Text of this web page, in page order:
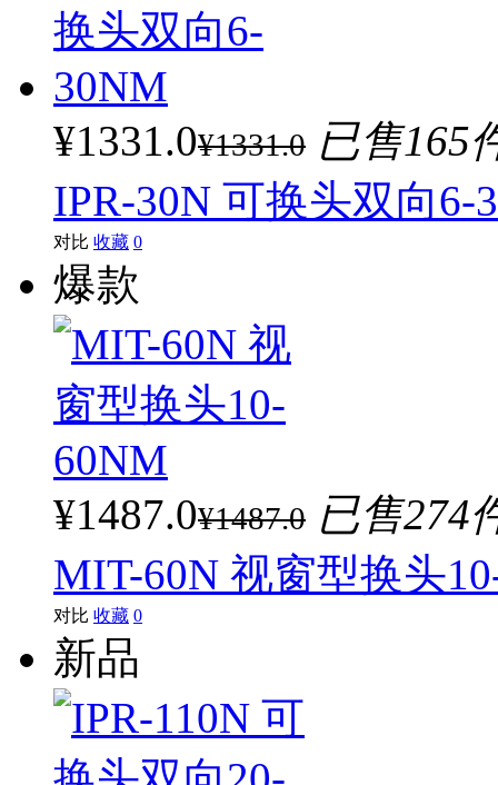
¥1331.0¥1331.0 已售165
IPR-30N 可换头双向6-
对比 收藏 0
爆款
¥1487.0¥1487.0 已售274
MIT-60N 视窗型换头
对比 收藏 0
新品